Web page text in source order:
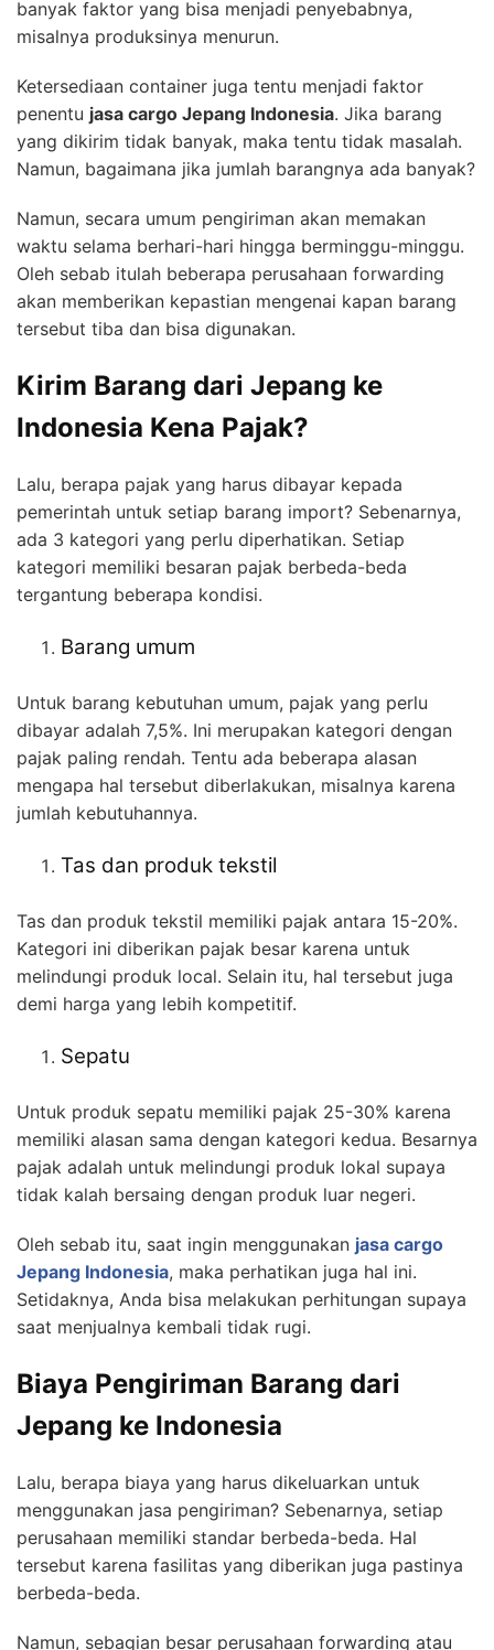
banyak faktor yang bisa menjadi penyebabnya,
misalnya produksinya menurun.
Ketersediaan container juga tentu menjadi faktor
penentu jasa cargo Jepang Indonesia. Jika barang
yang dikirim tidak banyak, maka tentu tidak masalah.
Namun, bagaimana jika jumlah barangnya ada banyak?
Namun, secara umum pengiriman akan memakan
waktu selama berhari-hari hingga berminggu-minggu.
Oleh sebab itulah beberapa perusahaan forwarding
akan memberikan kepastian mengenai kapan barang
tersebut tiba dan bisa digunakan.
Kirim Barang dari Jepang ke
Indonesia Kena Pajak?
Lalu, berapa pajak yang harus dibayar kepada
pemerintah untuk setiap barang import? Sebenarnya,
ada 3 kategori yang perlu diperhatikan. Setiap
kategori memiliki besaran pajak berbeda-beda
tergantung beberapa kondisi.
Barang umum
Untuk barang kebutuhan umum, pajak yang perlu
dibayar adalah 7,5%. Ini merupakan kategori dengan
pajak paling rendah. Tentu ada beberapa alasan
mengapa hal tersebut diberlakukan, misalnya karena
jumlah kebutuhannya.
Tas dan produk tekstil
Tas dan produk tekstil memiliki pajak antara 15-20%.
Kategori ini diberikan pajak besar karena untuk
melindungi produk local. Selain itu, hal tersebut juga
demi harga yang lebih kompetitif.
Sepatu
Untuk produk sepatu memiliki pajak 25-30% karena
memiliki alasan sama dengan kategori kedua. Besarnya
pajak adalah untuk melindungi produk lokal supaya
tidak kalah bersaing dengan produk luar negeri.
Oleh sebab itu, saat ingin menggunakan jasa cargo
Jepang Indonesia, maka perhatikan juga hal ini.
Setidaknya, Anda bisa melakukan perhitungan supaya
saat menjualnya kembali tidak rugi.
Biaya Pengiriman Barang dari
Jepang ke Indonesia
Lalu, berapa biaya yang harus dikeluarkan untuk
menggunakan jasa pengiriman? Sebenarnya, setiap
perusahaan memiliki standar berbeda-beda. Hal
tersebut karena fasilitas yang diberikan juga pastinya
berbeda-beda.
Namun, sebagian besar perusahaan forwarding atau